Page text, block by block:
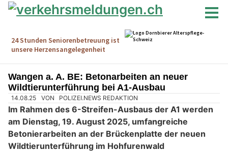
Wangen a. A. BE: Betonarbeiten an neuer
Wildtierunterführung bei A1-Ausbau
14.08.25 VON POLIZEI.NEWS REDAKTION
Im Rahmen des 6-Streifen-Ausbaus der A1 werden
am Dienstag, 19. August 2025, umfangreiche
Betonierarbeiten an der Brückenplatte der neuen
Wildtierunterführung im Hohfurenwald